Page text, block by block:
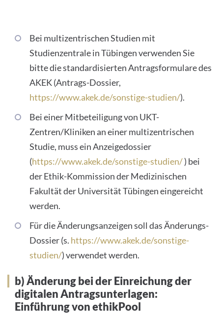
Bei multizentrischen Studien mit
Studienzentrale in Tübingen verwenden Sie
bitte die standardisierten Antragsformulare des
AKEK (Antrags-Dossier,
https://www.akek.de/sonstige-studien/).
Bei einer Mitbeteiligung von UKT-
Zentren/Kliniken an einer multizentrischen
Studie, muss ein Anzeigedossier
(https://www.akek.de/sonstige-studien/) bei
der Ethik-Kommission der Medizinischen
Fakultät der Universität Tübingen eingereicht
werden.
Für die Änderungsanzeigen soll das Änderungs-
Dossier (s. https://www.akek.de/sonstige-
studien/) verwendet werden.
b) Änderung bei der Einreichung der
digitalen Antragsunterlagen:
Einführung von ethikPool